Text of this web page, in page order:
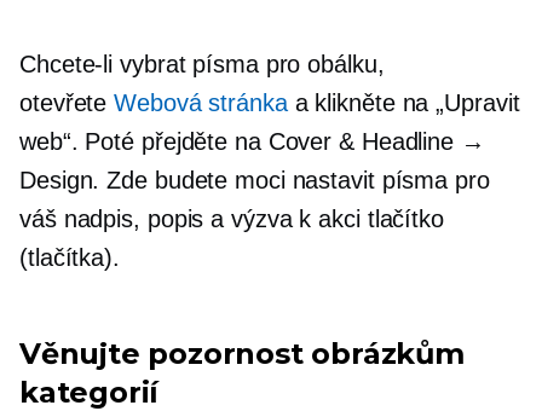
Chcete-li vybrat písma pro obálku,
otevřeteWebová stránkaa klikněte na „Upravit
web“. Poté přejděte na Cover & Headline →
Design. Zde budete moci nastavit písma pro
váš nadpis, popis a výzva k akcitlačítko
(tlačítka).
Věnujte pozornost obrázkům
kategorií